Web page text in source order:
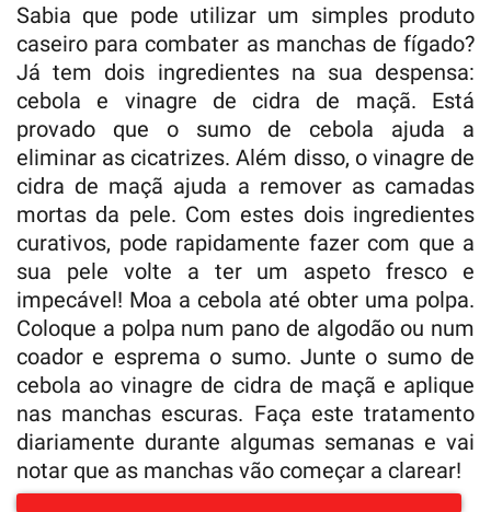
Sabia que pode utilizar um simples produto
caseiro para combater as manchas de fígado?
Já tem dois ingredientes na sua despensa:
cebola e vinagre de cidra de maçã. Está
provado que o sumo de cebola ajuda a
eliminar as cicatrizes. Além disso, o vinagre de
cidra de maçã ajuda a remover as camadas
mortas da pele. Com estes dois ingredientes
curativos, pode rapidamente fazer com que a
sua pele volte a ter um aspeto fresco e
impecável! Moa a cebola até obter uma polpa.
Coloque a polpa num pano de algodão ou num
coador e esprema o sumo. Junte o sumo de
cebola ao vinagre de cidra de maçã e aplique
nas manchas escuras. Faça este tratamento
diariamente durante algumas semanas e vai
notar que as manchas vão começar a clarear!